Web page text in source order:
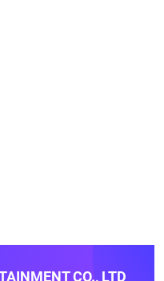
CO., LTD